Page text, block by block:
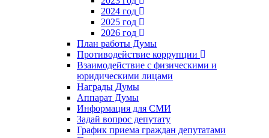
2024 год
2025 год
2026 год
План работы Думы
Противодействие коррупции
Взаимодействие с физическими и
юридическими лицами
Награды Думы
Аппарат Думы
Информация для СМИ
Задай вопрос депутату
График приема граждан депутатами